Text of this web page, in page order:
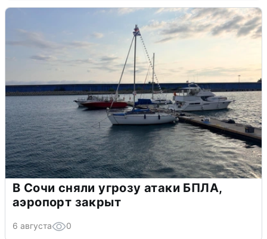
В Сочи сняли угрозу атаки БПЛА,
аэропорт закрыт
6 августа 0